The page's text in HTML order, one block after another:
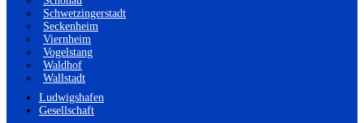
Schwetzingerstadt
Seckenheim
Viernheim
Vogelstang
Waldhof
Wallstadt
Ludwigshafen
Gesellschaft